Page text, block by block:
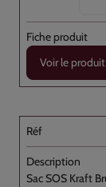
Voir le produit
Sac SOS Kraft